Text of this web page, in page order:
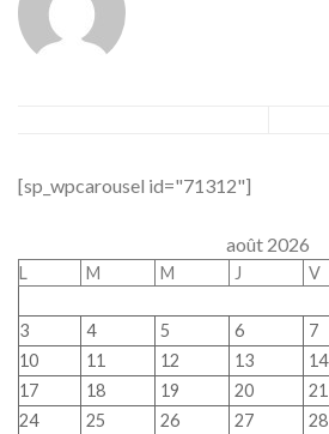
[sp_wpcarousel id="71312"]
août 2026
L M M J V
3
4 5 6 7
10
11 12 13 14
17
18 19 20 21
24
25 26 27 28